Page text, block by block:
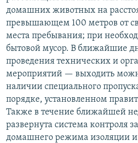
домашних животных на
превышающем 100 метров от
места пребывания; при
бытовой мусор. В ближайшие
проведения технических и
мероприятий — выходить
наличии специального
порядке, установленном
Также в течение ближайшей
развернута система контроля
домашнего режима изоляции